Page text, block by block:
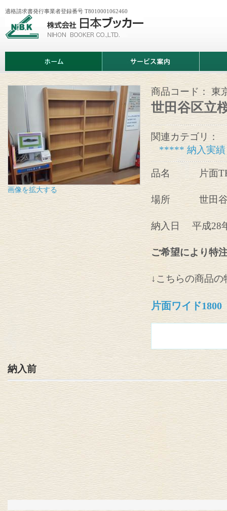
会
日
ッ
カ
適格請求書発行事業者登録番号 T8010001062460
ム
ビ
案
内
情
画像を拡大する
商品コード： 東
世田谷区立
関連カテゴリ：
***** 納入実
品名 片面THE
場所 世田谷
納入日 平成28
ご希望により特
↓こちらの商品
片面ワイド1800
納入前